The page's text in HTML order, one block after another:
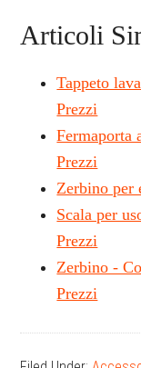
Articoli
Tappeto
Prezzi
Fermaporta
Prezzi
Zerbino per
Scala per
Prezzi
Zerbino -
Prezzi